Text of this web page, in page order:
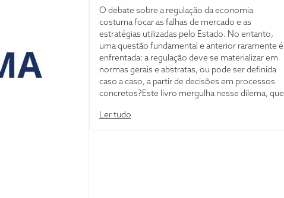
O debate sobre a regulação da economia
costuma focar as falhas de mercado e as
estratégias utilizadas pelo Estado. No entanto,
uma questão fundamental e anterior raramente é
enfrentada: a regulação deve se materializar em
normas gerais e abstratas, ou pode ser definida
caso a caso, a partir de decisões em processos
concretos?Este livro mergulha nesse dilema, que
segurança jurídica indispensável ao Estado de
Ler tudo